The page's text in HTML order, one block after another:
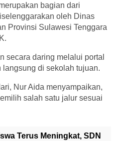
bagian dari
oleh Dinas
Provinsi Sulawesi Tenggara
secara daring melalui portal
di sekolah tujuan.
Nur Aida menyampaikan,
salah satu jalur sesuai
Terus Meningkat, SDN